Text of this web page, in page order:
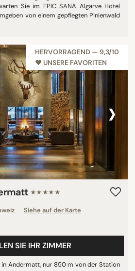
Sie im EPIC SANA Algarve Hotel
von einem gepflegten Pinienwald
HERVORRAGEND — 9,3/10
♥︎ UNSERE FAVORITEN
›
★★★★★
Siehe auf der Karte
SIE IHR ZIMMER
in Andermatt, nur 850 m von der Station